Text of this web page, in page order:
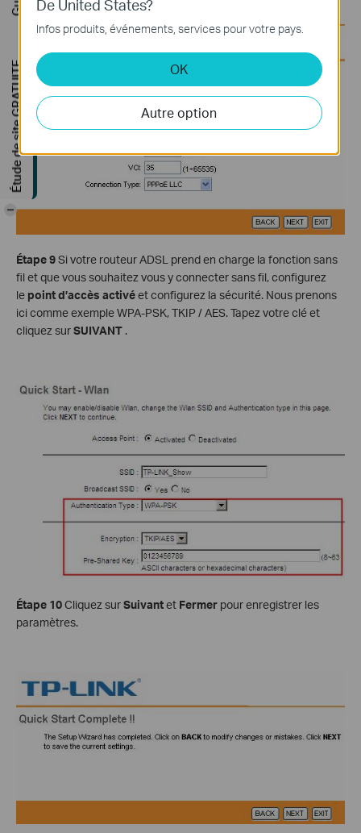
Étape 9Si votre routeur ADSL prend en charge la fonction sans
fil et que vous souhaitez vous y connecter sans fil, configurez
le point d’accès activéet configurez la sécurité. Nous prenons
ici comme exemple WPA-PSK, TKIP / AES. Tapez votre clé et
cliquez surSUIVANT .
Étape 10Cliquez surSuivantet Fermer pour enregistrer les
paramètres.
De United States?
Infos produits, événements, services pour votre pays.
OK
Autre option
Étude de site GRATUITE
-